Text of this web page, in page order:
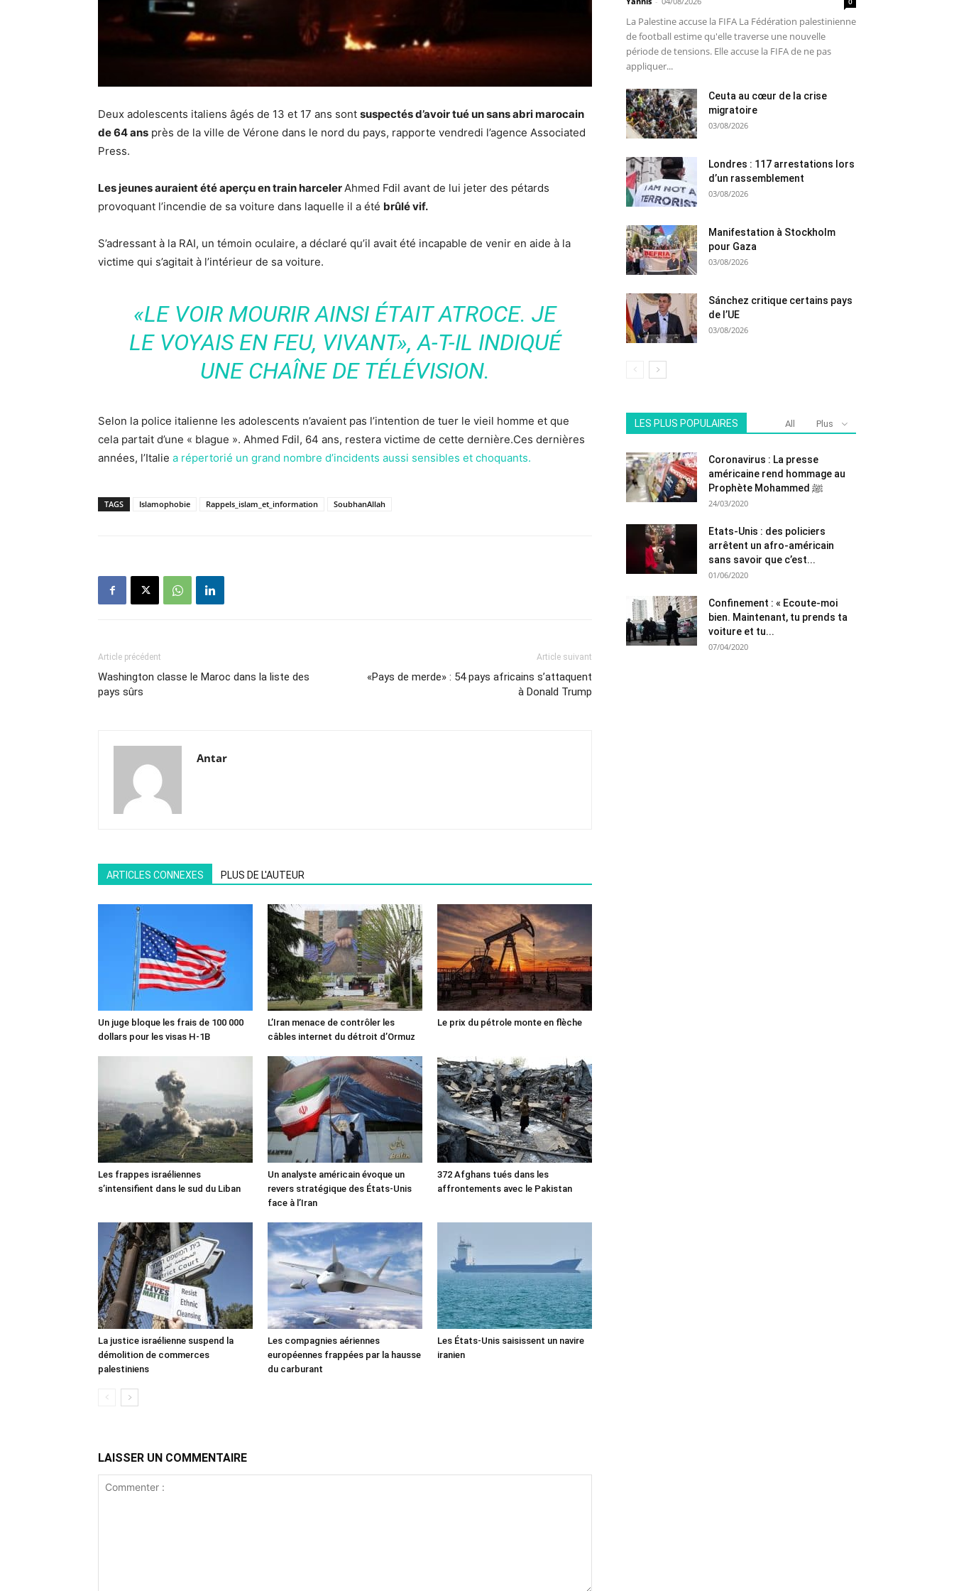
Deux adolescents italiens âgés de 13 et 17 ans sont suspectés d’avoir tué un sans abri marocain
de 64 ans près de la ville de Vérone dans le nord du pays, rapporte vendredi l’agence Associated
Press.
Les jeunes auraient été aperçu en train harcelerAhmed Fdil avant de lui jeter des pétards
provoquant l’incendie de sa voiture dans laquelle il a été brûlé vif.
S’adressant à la RAI, un témoin oculaire, a déclaré qu’il avait été incapable de venir en aide à la
victime qui s’agitait à l’intérieur de sa voiture.
«LE VOIR MOURIR AINSI ÉTAIT ATROCE. JE
LE VOYAIS EN FEU, VIVANT», A-T-IL INDIQUÉ
UNE CHAÎNE DE TÉLÉVISION.
Selon la police italienne les adolescents n’avaient pas l’intention de tuer le vieil homme et que
cela partait d’une « blague ». Ahmed Fdil, 64 ans, restera victime de cette dernière.Ces dernières
années, l’Italie a répertorié un grand nombre d’incidents aussi sensibles et choquants.
TAGS Islamophobie Rappels_islam_et_information SoubhanAllah
Article précédent
Washington classe le Maroc dans la liste des
pays sûrs
Article suivant
«Pays de merde» : 54 pays africains s’attaquent
à Donald Trump
Antar
ARTICLES CONNEXES PLUS DE L'AUTEUR
Un juge bloque les frais de 100 000
dollars pour les visas H-1B
L’Iran menace de contrôler les
câbles internet du détroit d’Ormuz
Le prix du pétrole monte en flèche
Les frappes israéliennes
s’intensifient dans le sud du Liban
Un analyste américain évoque un
revers stratégique des États-Unis
face à l’Iran
372 Afghans tués dans les
affrontements avec le Pakistan
La justice israélienne suspend la
démolition de commerces
palestiniens
Les compagnies aériennes
européennes frappées par la hausse
du carburant
Les États-Unis saisissent un navire
iranien
LAISSER UN COMMENTAIRE
La Palestine accuse la FIFA La Fédération palestinienne
de football estime qu'elle traverse une nouvelle
période de tensions. Elle accuse la FIFA de ne pas
appliquer...
Ceuta au cœur de la crise
migratoire
03/08/2026
Londres : 117 arrestations lors
d’un rassemblement
03/08/2026
Manifestation à Stockholm
pour Gaza
03/08/2026
Sánchez critique certains pays
de l’UE
03/08/2026
LES PLUS POPULAIRES All Plus
Coronavirus : La presse
américaine rend hommage au
Prophète Mohammed ﷺ
24/03/2020
Etats-Unis : des policiers
arrêtent un afro-américain
sans savoir que c’est...
01/06/2020
Confinement : « Ecoute-moi
bien. Maintenant, tu prends ta
voiture et tu...
07/04/2020